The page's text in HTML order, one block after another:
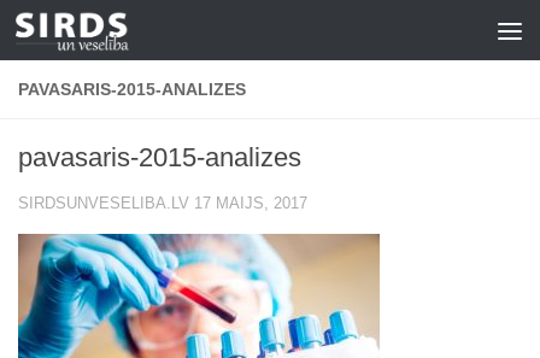
Skip to content
PAVASARIS-2015-ANALIZES
pavasaris-2015-analizes
SIRDSUNVESELIBA.LV 17 MAIJS, 2017